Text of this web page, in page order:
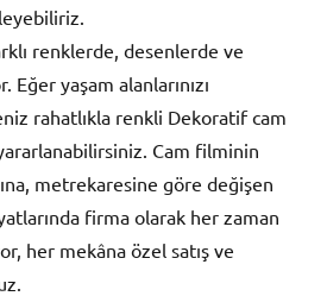
renklerde, desenlerde ve
Eğer yaşam alanlarınızı
rahatlıkla renkli Dekoratif cam
Cam filminin
metrekaresine göre değişen
firma olarak her zaman
her mekâna özel satış ve